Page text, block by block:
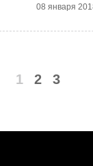
08 января
1 2 3